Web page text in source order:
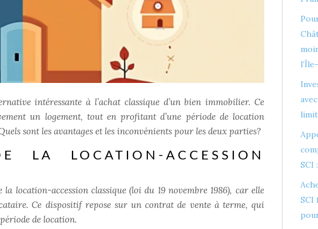
intéressante à l’achat classique d’un bien immobilier. Ce
un logement, tout en profitant d’une période de location
sont les avantages et les inconvénients pour les deux parties?
LA LOCATION-ACCESSION
location-accession classique (loi du 19 novembre 1986), car elle
Ce dispositif repose sur un contrat de vente à terme, qui
de location.
SCI
SCI